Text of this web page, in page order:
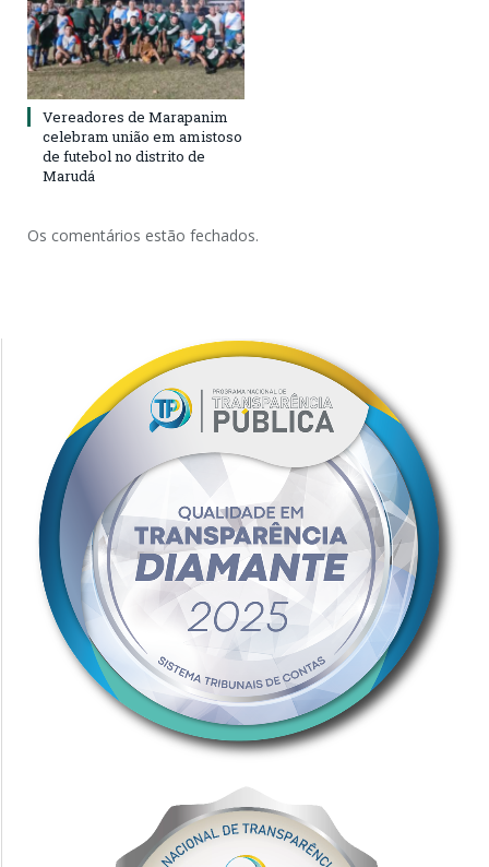
Vereadores de Marapanim
celebram união em amistoso
de futebol no distrito de
Marudá
Os comentários estão fechados.